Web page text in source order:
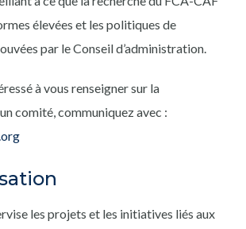
élevées et les politiques de
par le Conseil d’administration.
à vous renseigner sur la
comité, communiquez avec :
les projets et les initiatives liés aux